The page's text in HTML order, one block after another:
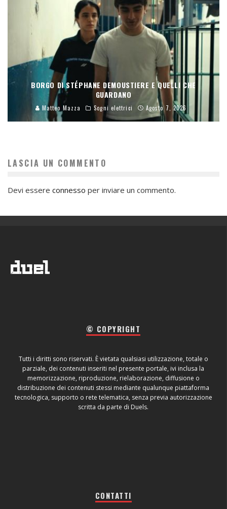
BORGO DI STÉPHANE DEMOUSTIERE E QUELLI CHE
GUARDANO
Matteo Mazza Sogni elettrici Agosto 7, 2026
LASCIA UN COMMENTO
Devi essere connesso per inviare un commento.
© COPYRIGHT
Tutti i diritti sono riservati. È vietata qualsiasi utilizzazione, totale o
parziale, dei contenuti inseriti nel presente portale, ivi inclusa la
memorizzazione, riproduzione, rielaborazione, diffusione o
distribuzione dei contenuti stessi mediante qualunque piattaforma
tecnologica, supporto o rete telematica, senza previa autorizzazione
scritta da parte di Duels.
CONTATTI